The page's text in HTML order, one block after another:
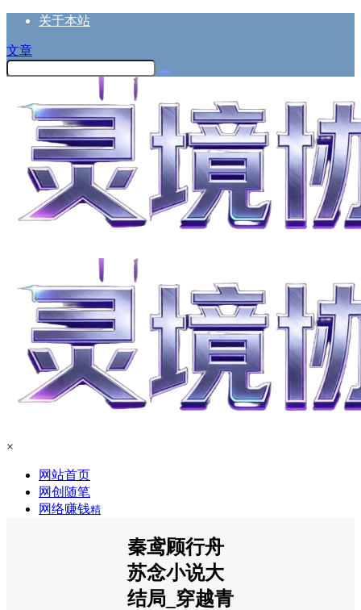
关于本站
文章
×
网站首页
网创随笔
网络赚钱精
秦鸢顾行舟
苏念小说大
结局_穿越青